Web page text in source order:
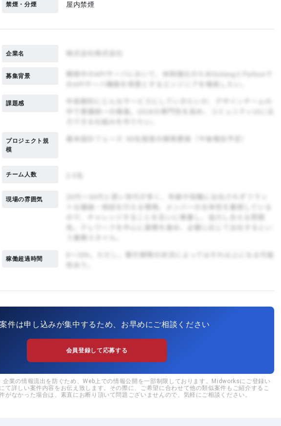
禁煙・分煙 屋内禁煙
企業名
募集背景
課題感
プロジェクト規
模
チーム人数
現場の雰囲気
稼働超過時間
件は申し込みが集中するため、お早めにご相談ください
会員登録して応募する
企業の情報流出を防ぐため、Web上での情報公開を一部制限しております。Midworksにご登録い
て詳しい案件内容をお伝え致します。その際に、ご希望に合わせて他の類似案件もご紹介するこ
がなかった場合は、素直にお断り頂いて問題ございませんので、気軽にご相談ください。